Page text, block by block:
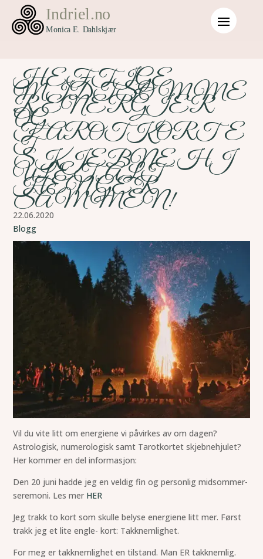
HEFTIGE
MIDTSOMME
R ENERGIER
OG
TAROTKORTE
T
SKJEBNEHJ
ULET. ALT
HENGER
SAMMEN!
22.06.2020
Blogg
Vil du vite litt om energiene vi påvirkes av om dagen?
Astrologisk, numerologisk samt Tarotkortet skjebnehjulet?
Her kommer en del informasjon:
Den 20 juni hadde jeg en veldig fin og personlig midsommer-
seremoni. Les mer HER
Jeg trakk to kort som skulle belyse energiene litt mer. Først
trakk jeg et lite engle- kort: Takknemlighet.
For meg er takknemlighet en tilstand. Man ER takknemlig.